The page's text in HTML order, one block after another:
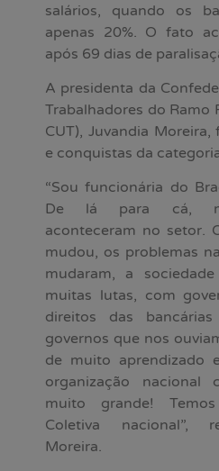
salários, quando os
apenas 20%. O fato
após 69 dias de
A presidenta da
Trabalhadores do Ramo
CUT), Juvandia
e conquistas da
“Sou funcionária do
De lá para cá,
aconteceram no setor.
mudou, os problemas
mudaram, a
muitas lutas, com
direitos das
governos que nos
de muito aprendizado
organização nacional
muito grande!
Coletiva nacional”,
Moreira.